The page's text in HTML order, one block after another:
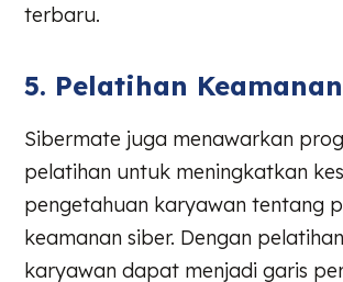
terbaru.
5. Pelatihan
Sibermate juga menawarkan
pelatihan untuk meningkatkan
pengetahuan karyawan tentang
keamanan siber. Dengan
karyawan dapat menjadi garis